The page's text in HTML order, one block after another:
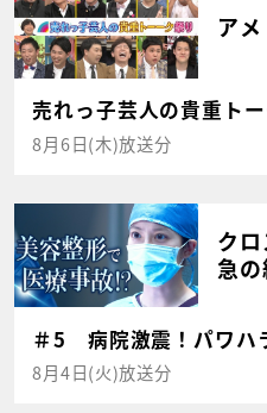
アメ
売れっ子芸人の貴重ト
8月6日(木)放送分
ク
急
＃5 病院激震！パワハ
8月4日(火)放送分